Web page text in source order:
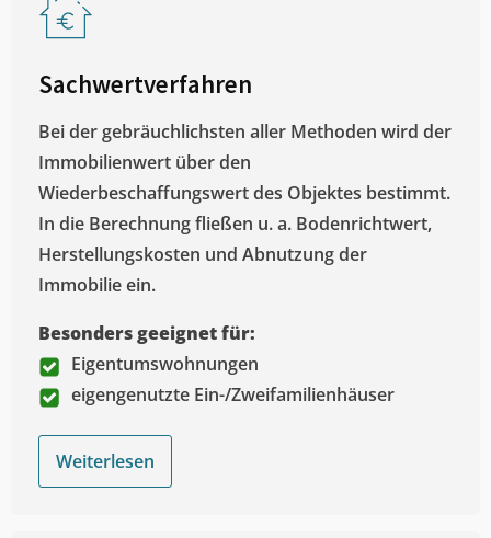
Sachwertverfahren
Bei der gebräuchlichsten aller Methoden wird der
Immobilienwert über den
Wiederbeschaffungswert des Objektes bestimmt.
In die Berechnung fließen u. a. Bodenrichtwert,
Herstellungskosten und Abnutzung der
Immobilie ein.
Besonders geeignet für:
Eigentumswohnungen
eigengenutzte Ein-/Zweifamilienhäuser
Weiterlesen